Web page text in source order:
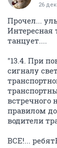
26
Прочел...
Интересная
танцует....
"13.4. При
сигналу
встречного
правилом
водители
ВСЕ!...